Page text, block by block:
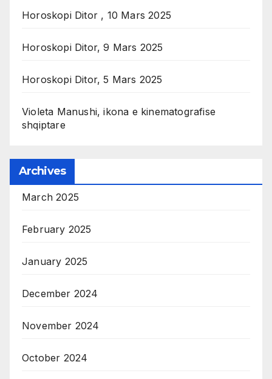
Horoskopi Ditor , 10 Mars 2025
Horoskopi Ditor, 9 Mars 2025
Horoskopi Ditor, 5 Mars 2025
Violeta Manushi, ikona e kinematografise
shqiptare
Archives
March 2025
February 2025
January 2025
December 2024
November 2024
October 2024